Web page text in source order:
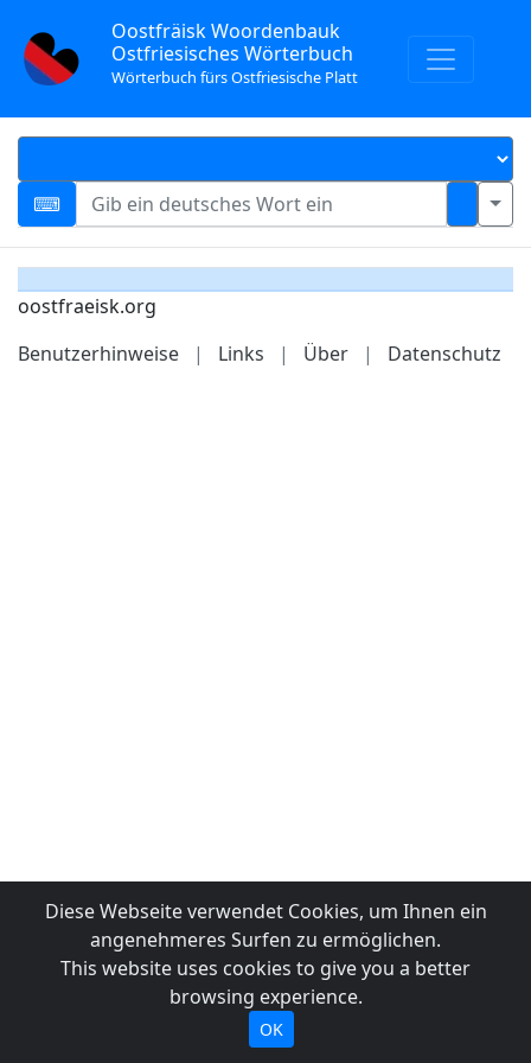
Oostfräisk Woordenbauk
Ostfriesisches Wörterbuch
Wörterbuch fürs Ostfriesische Platt
oostfraeisk.org
Benutzerhinweise
| Links | Über | Datenschutz
Diese Webseite verwendet Cookies, um Ihnen ein
angenehmeres Surfen zu ermöglichen.
This website uses cookies to give you a better
browsing experience.
OK